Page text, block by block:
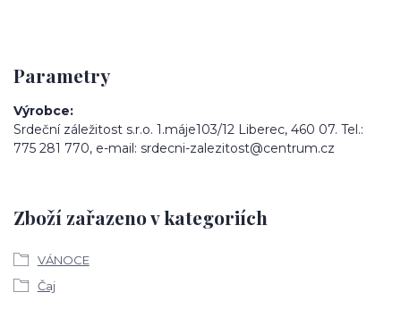
Parametry
Výrobce
Srdeční záležitost s.r.o. 1.máje103/12 Liberec, 460 07. Tel.:
775 281 770, e-mail: srdecni-zalezitost@centrum.cz
Zboží zařazeno v kategoriích
VÁNOCE
Čaj